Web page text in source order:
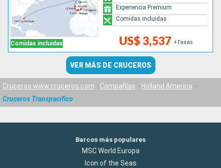
Comidas incluidas US$ 3,537 +Tasas
Experiencia Premium
Comidas incluidas
VER MÁS DE CRUCEROS
Cruceros www.cruceros.com Compañías
Holland America
Cruceros Transpacifico
Barcos más populares
MSC World Europa
Icon of the Seas